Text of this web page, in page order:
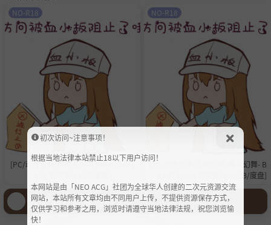
[PC/动作冒险]双截龙再临 Build.23461
NO-R18
[PC/角色扮演]亰都幻都 -樱花幻舞-
d.24236848 中文版[25.3GB/度盘]
NO-R18
登录后才能发言哦！
初次访问~注意事项！
根据当地法律本站禁止18以下用户访问！
本网站是由「NEO ACG」社团为全球华人创建的二次元资源交流
网站，本站所有文章均由不同用户上传，不提供资源保存方式，
仅供学习和参考之用，浏览时请遵守当地法律法规，祝您浏览愉
快！